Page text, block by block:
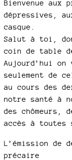
Bienvenue aux
dépressives,
casque.
Salut à toi,
coin de table
Aujourd’hui
seulement de
au cours des
notre santé à
des chômeurs,
accès à toutes
L’émission de
précaire